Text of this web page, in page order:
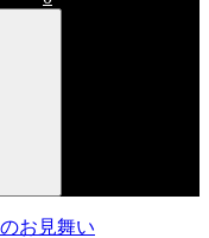
お見舞い